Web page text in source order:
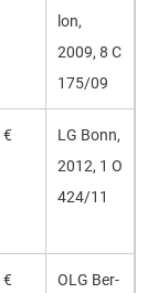
lon,
2009, 8 C
175/09
LG Bonn,
2012, 1 O
424/11
OLG Ber­